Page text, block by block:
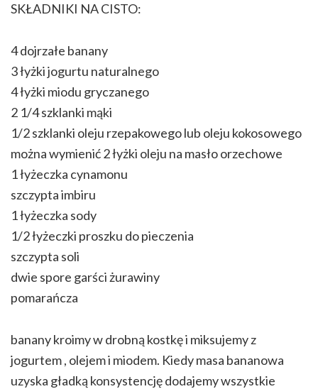
SKŁADNIKI NA CISTO:
4 dojrzałe banany
3 łyżki jogurtu naturalnego
4 łyżki miodu gryczanego
2 1/4 szklanki mąki
1/2 szklanki oleju rzepakowego lub oleju kokosowego
można wymienić 2 łyżki oleju na masło orzechowe
1 łyżeczka cynamonu
szczypta imbiru
1 łyżeczka sody
1/2 łyżeczki proszku do pieczenia
szczypta soli
dwie spore garści żurawiny
pomarańcza
banany kroimy w drobną kostkę i miksujemy z
jogurtem , olejem i miodem. Kiedy masa bananowa
uzyska gładką konsystencję dodajemy wszystkie